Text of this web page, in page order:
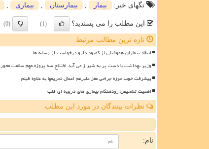
تگهای خبر: بیمار بیمارستان بیماری
این مطلب را می پسندید؟ (1)
(0)
تازه ترین مطالب مرتبط
انتقاد بیماران هموفیلی از کمبود دارو درخواست از رسانه ها
وزیر بهداشت با دست پر به شیراز می آید افتتاح سه پروژه مهم سلامت محور
پیشرفت خوب حوزه جراحی مغز علیرغم اعمال تحریمها به علاوه فیلم
اهمیت تشخیص زودهنگام بیماری های دریچه ای قلب
نظرات بینندگان در مورد این مطلب
نام: